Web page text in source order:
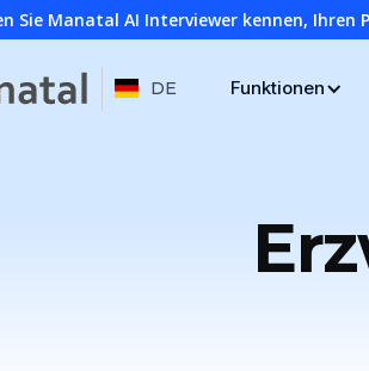
Sie Manatal AI Interviewer kennen,
DE Funktionen